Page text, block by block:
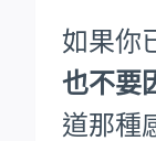
如果你
也不要
道那種